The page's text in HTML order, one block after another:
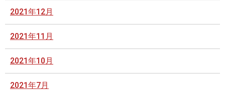
2021年12月
2021年11月
2021年10月
2021年7月